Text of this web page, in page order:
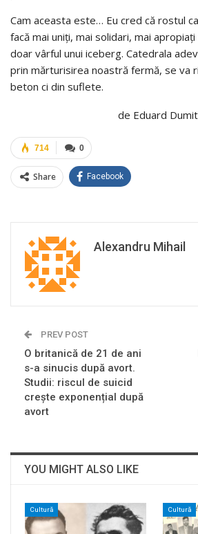
Cam aceasta este… Eu cred că rostul
facă mai uniți, mai solidari, mai
doar vârful unui iceberg. Catedrala
prin mărturisirea noastră fermă, se va
beton ci din suflete.
de Eduard
0
714
Share Facebook
Alexandru Mihail
PREV POST
O britanică de 21 de ani
s-a sinucis după avort.
Studii: riscul de suicid
crește exponențial după
avort
YOU MIGHT ALSO LIKE
Cultură Cultură